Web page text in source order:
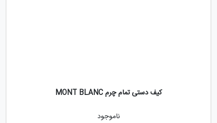
کیف دستی تمام چرم MONT BLANC
ناموجود